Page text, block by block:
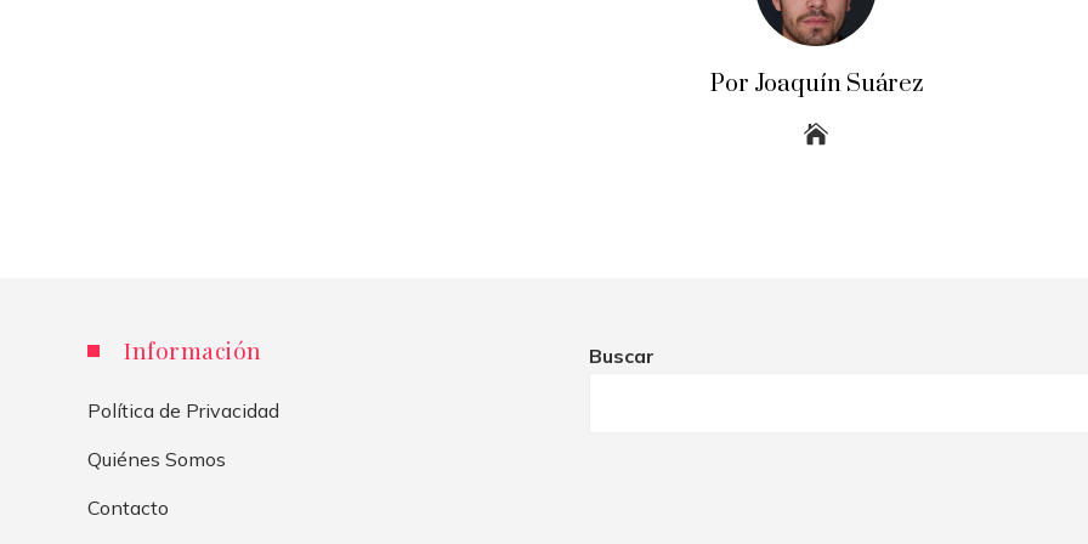
Por Joaquín Suárez
Información
Política de Privacidad
Quiénes Somos
Contacto
Buscar